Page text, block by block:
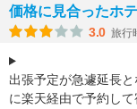
価格に見合ったホ
3.0 旅行
出張予定が急遽延長
に楽天経由で予約して